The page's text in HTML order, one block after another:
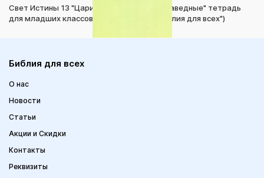
Свет Истины 13 "Цари - праведные и неправедные" тетрадь
для младших классов (издательство "Библия для всех")
Библия для всех
О нас
Новости
Статьи
Акции и Скидки
Контакты
Реквизиты